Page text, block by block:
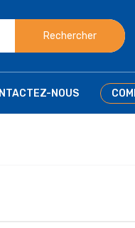
Rechercher
NOUS